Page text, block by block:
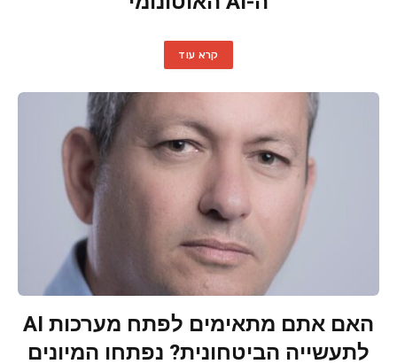
קרא עוד
האם אתם מתאימים לפתח מערכות AI
לתעשייה הביטחונית? נפתחו המיונים